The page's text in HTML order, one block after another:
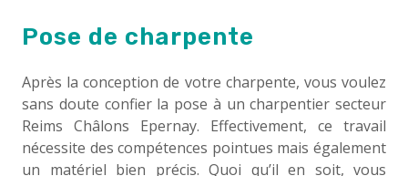
Pose de charpente
Après la conception de votre charpente, vous voulez
sans doute confier la pose à un charpentier secteur
Reims Châlons Epernay. Effectivement, ce travail
nécessite des compétences pointues mais également
un matériel bien précis. Quoi qu’il en soit, vous